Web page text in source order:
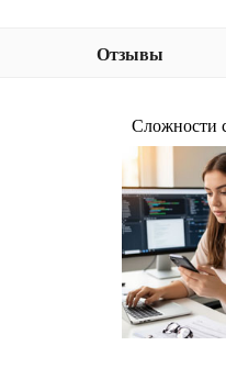
Отзывы
Сложности